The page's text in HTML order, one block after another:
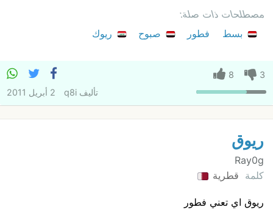
مصطلحات ذات صلة:
بسط
فطور صبوح ريوك
3
8
تأليفq8i 2 أبريل 2011
ريوق
Ray0g
كلمة قطرية
ريوق اي تعني فطور